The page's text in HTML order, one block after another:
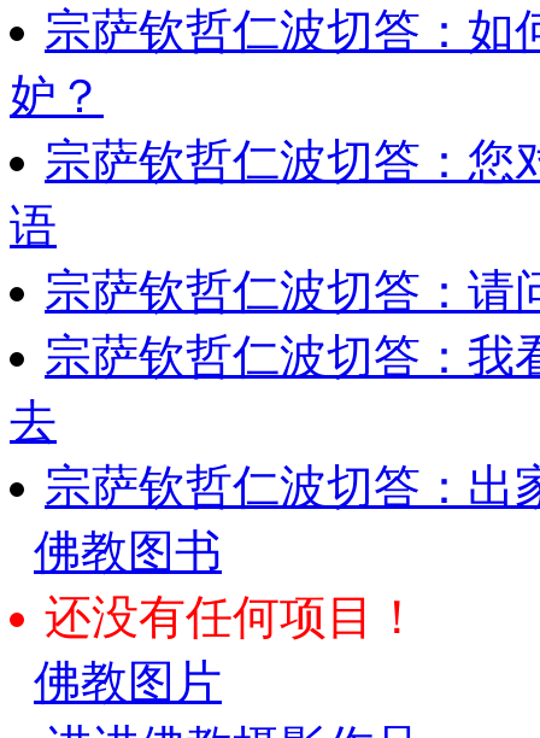
宗萨钦哲仁波切答：如
妒？
宗萨钦哲仁波切答：您
语
宗萨钦哲仁波切答：请
宗萨钦哲仁波切答：我
去
宗萨钦哲仁波切答：出
佛教图书
还没有任何项目！
佛教图片